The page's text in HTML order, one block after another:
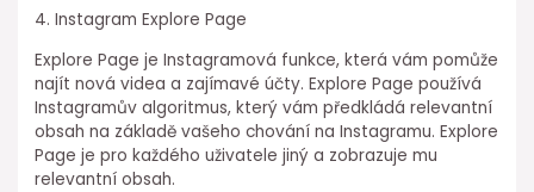
4. Instagram Explore Page
Explore Page je Instagramová funkce, která vám pomůže
najít nová videa a zajímavé účty. Explore Page používá
Instagramův algoritmus, který vám předkládá relevantní
obsah na základě vašeho chování na Instagramu. Explore
Page je pro každého uživatele jiný a zobrazuje mu
relevantní obsah.